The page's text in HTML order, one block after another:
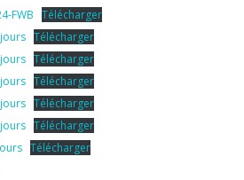
FWB Télécharger
Télécharger
Télécharger
Télécharger
Télécharger
Télécharger
Télécharger